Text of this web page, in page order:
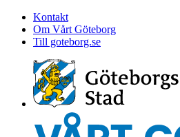
Kontakt
Om Vårt Göteborg
Till goteborg.se